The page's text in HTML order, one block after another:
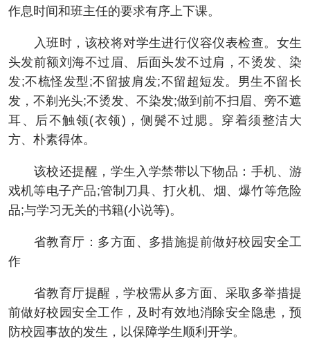
作息时间和班主任的要求有序上下课。
入班时，该校将对学生进行仪容仪表检查。女生
头发前额刘海不过眉、后面头发不过肩，不烫发、染
发;不梳怪发型;不留披肩发;不留超短发。男生不留长
发，不剃光头;不烫发、不染发;做到前不扫眉、旁不遮
耳、后不触领(衣领)，侧鬓不过腮。穿着须整洁大
方、朴素得体。
该校还提醒，学生入学禁带以下物品：手机、游
戏机等电子产品;管制刀具、打火机、烟、爆竹等危险
品;与学习无关的书籍(小说等)。
省教育厅：多方面、多措施提前做好校园安全工
作
省教育厅提醒，学校需从多方面、采取多举措提
前做好校园安全工作，及时有效地消除安全隐患，预
防校园事故的发生，以保障学生顺利开学。